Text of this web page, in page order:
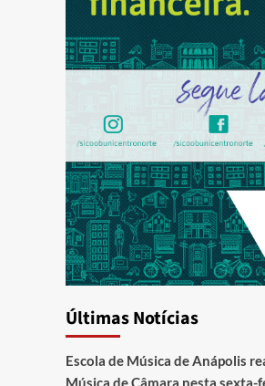
Últimas Notícias
Escola de Música de Anápolis
Música de Câmara nesta sexta-